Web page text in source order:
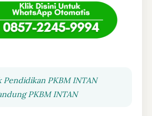
Pendidikan PKBM INTAN
PKBM INTAN